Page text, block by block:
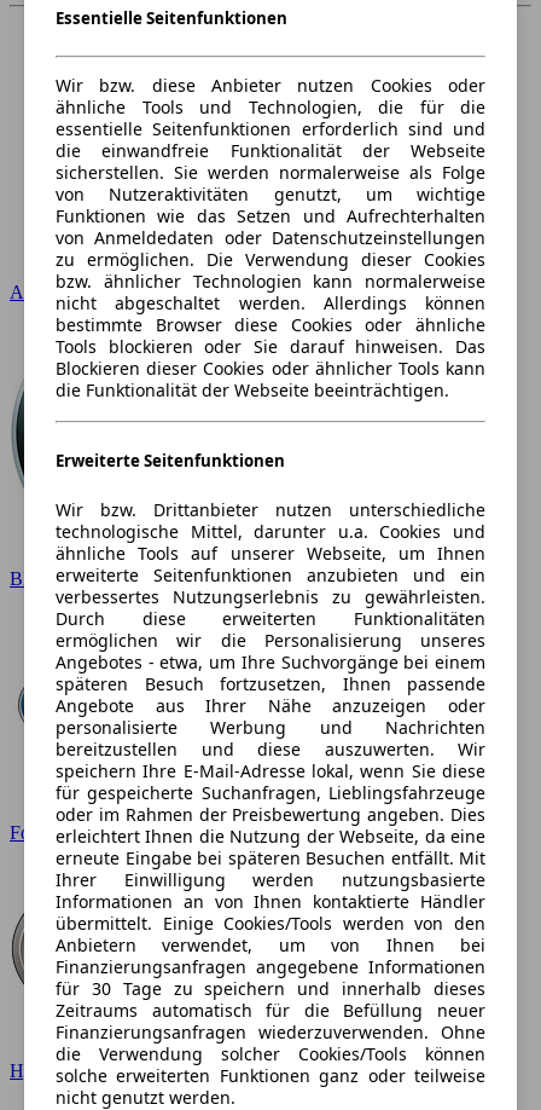
Audi
BMW
Ford
Hyundai
Essentielle Seitenfunktionen
Wir bzw. diese Anbieter nutzen Cookies oder
ähnliche Tools und Technologien, die für die
essentielle Seitenfunktionen erforderlich sind und
die einwandfreie Funktionalität der Webseite
sicherstellen. Sie werden normalerweise als Folge
von Nutzeraktivitäten genutzt, um wichtige
Funktionen wie das Setzen und Aufrechterhalten
von Anmeldedaten oder Datenschutzeinstellungen
zu ermöglichen. Die Verwendung dieser Cookies
bzw. ähnlicher Technologien kann normalerweise
nicht abgeschaltet werden. Allerdings können
bestimmte Browser diese Cookies oder ähnliche
Tools blockieren oder Sie darauf hinweisen. Das
Blockieren dieser Cookies oder ähnlicher Tools kann
die Funktionalität der Webseite beeinträchtigen.
Erweiterte Seitenfunktionen
Wir bzw. Drittanbieter nutzen unterschiedliche
technologische Mittel, darunter u.a. Cookies und
ähnliche Tools auf unserer Webseite, um Ihnen
erweiterte Seitenfunktionen anzubieten und ein
verbessertes Nutzungserlebnis zu gewährleisten.
Durch diese erweiterten Funktionalitäten
ermöglichen wir die Personalisierung unseres
Angebotes - etwa, um Ihre Suchvorgänge bei einem
späteren Besuch fortzusetzen, Ihnen passende
Angebote aus Ihrer Nähe anzuzeigen oder
personalisierte Werbung und Nachrichten
bereitzustellen und diese auszuwerten. Wir
speichern Ihre E-Mail-Adresse lokal, wenn Sie diese
für gespeicherte Suchanfragen, Lieblingsfahrzeuge
oder im Rahmen der Preisbewertung angeben. Dies
erleichtert Ihnen die Nutzung der Webseite, da eine
erneute Eingabe bei späteren Besuchen entfällt. Mit
Ihrer Einwilligung werden nutzungsbasierte
Informationen an von Ihnen kontaktierte Händler
übermittelt. Einige Cookies/Tools werden von den
Anbietern verwendet, um von Ihnen bei
Finanzierungsanfragen angegebene Informationen
für 30 Tage zu speichern und innerhalb dieses
Zeitraums automatisch für die Befüllung neuer
Finanzierungsanfragen wiederzuverwenden. Ohne
die Verwendung solcher Cookies/Tools können
solche erweiterten Funktionen ganz oder teilweise
nicht genutzt werden.